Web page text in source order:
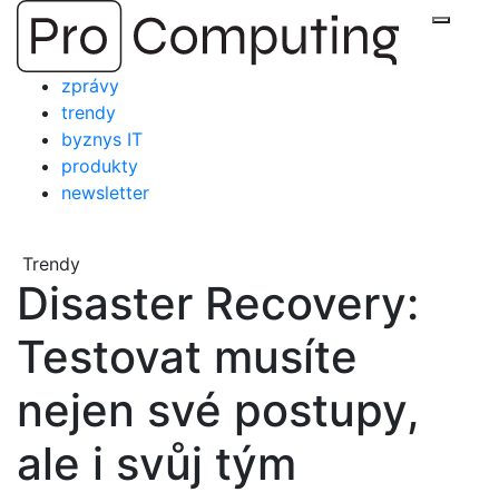
Přejít
obsah
zprávy
trendy
byznys IT
produkty
newsletter
Trendy
Disaster Recovery:
Testovat musíte
nejen své postupy,
ale i svůj tým